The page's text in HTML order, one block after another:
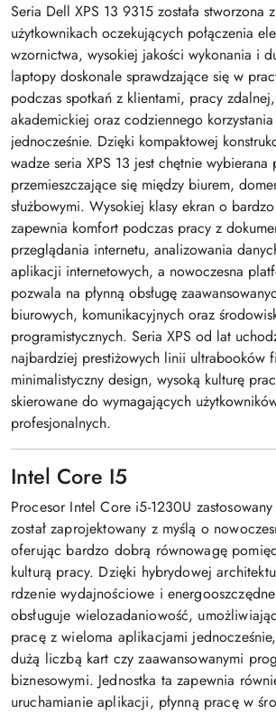
Seria Dell XPS 13 9315 została stworzona
użytkownikach oczekujących połączenia
wzornictwa, wysokiej jakości wykonania i
laptopy doskonale sprawdzające się w
podczas spotkań z klientami, pracy
akademickiej oraz codziennego
jednocześnie. Dzięki kompaktowej
wadze seria XPS 13 jest chętnie wybierana
przemieszczające się między biurem,
służbowymi. Wysokiej klasy ekran o
zapewnia komfort podczas pracy z
przeglądania internetu, analizowania
aplikacji internetowych, a nowoczesna
pozwala na płynną obsługę
biurowych, komunikacyjnych oraz
programistycznych. Seria XPS od lat
najbardziej prestiżowych linii ultrabooków
minimalistyczny design, wysoką kulturę
skierowane do wymagających
profesjonalnych.
Intel Core I5
Procesor Intel Core i5-1230U
został zaprojektowany z myślą o
oferując bardzo dobrą równowagę
kulturą pracy. Dzięki hybrydowej
rdzenie wydajnościowe i
obsługuje wielozadaniowość,
pracę z wieloma aplikacjami
dużą liczbą kart czy zaawansowanymi
biznesowymi. Jednostka ta zapewnia
uruchamianie aplikacji, płynną pracę w